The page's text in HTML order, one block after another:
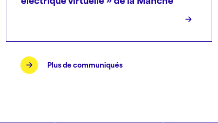
Plus de communiqués